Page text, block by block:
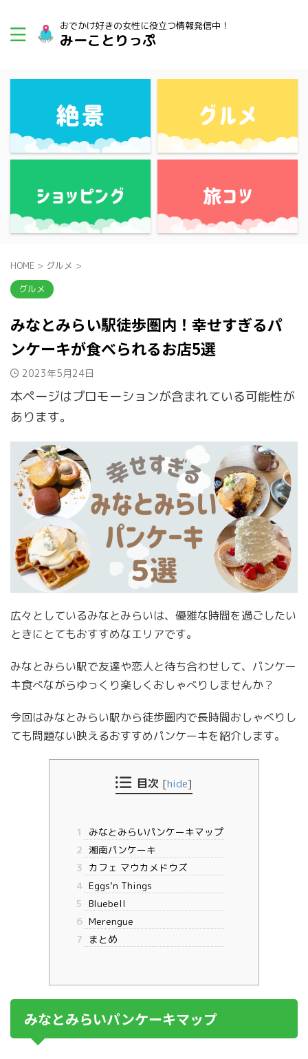
おでかけ好きの女性に役立つ情報発信中！
みーことりっぷ
HOME > グルメ >
グルメ
みなとみらい駅徒歩圏内！幸せすぎるパ
ンケーキが食べられるお店5選
2023年5月24日
本ページはプロモーションが含まれている可能性が
あります。
広々としているみなとみらいは、優雅な時間を過ごしたい
ときにとてもおすすめなエリアです。
みなとみらい駅で友達や恋人と待ち合わせして、パンケー
キ食べながらゆっくり楽しくおしゃべりしませんか？
今回はみなとみらい駅から徒歩圏内で長時間おしゃべりし
ても問題ない映えるおすすめパンケーキを紹介します。
目次 [hide]
1
みなとみらいパンケーキマップ
2 湘南パンケーキ
3 カフェ マウカメドウズ
4 Eggs’n Things
5 Bluebell
6 Merengue
7 まとめ
みなとみらいパンケーキマップ